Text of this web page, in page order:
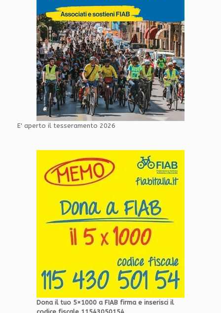
E' aperto il tesseramento 2026
Dona il tuo 5×1000 a FIAB firma e inserisci il